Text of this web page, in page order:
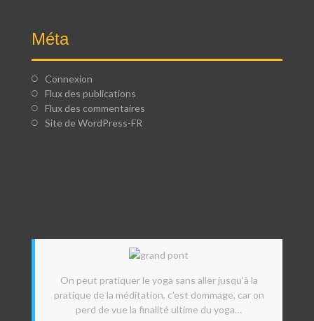
Méta
Connexion
Flux des publications
Flux des commentaires
Site de WordPress-FR
On peut pratiquer le yoga sans aller jusqu'à la
pratique de la méditation, c'est dommage, car on
perd de vue la finalité ultime du yoga…